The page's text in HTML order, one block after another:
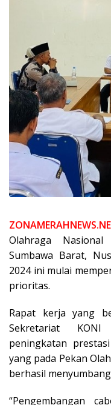
Olahraga Nasional
Sumbawa Barat,
2024 ini mulai
prioritas.
Rapat kerja yang
Sekretariat
peningkatan
yang pada Pekan
berhasil
“Pengembangan